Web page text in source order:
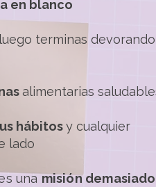
en blanco
terminas devorando
alimentarias
hábitosy cualquier
lado
unamisión demasiado